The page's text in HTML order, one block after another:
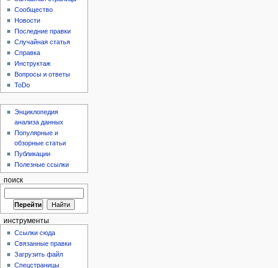
Сообщество
Новости
Последние правки
Случайная статья
Справка
Инструктаж
Вопросы и ответы
ToDo
Энциклопедия
анализа данных
Популярные и
обзорные статьи
Публикации
Полезные ссылки
поиск
инструменты
Ссылки сюда
Связанные правки
Загрузить файл
Спецстраницы